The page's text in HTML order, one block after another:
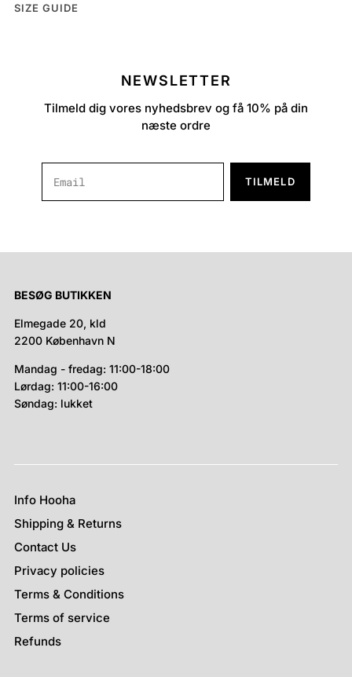
SIZE GUIDE
NEWSLETTER
Tilmeld dig vores nyhedsbrev og få 10% på din
næste ordre
TILMELD
BESØG BUTIKKEN
Elmegade 20, kld
2200 København N
Mandag - fredag: 11:00-18:00
Lørdag: 11:00-16:00
Søndag: lukket
Info Hooha
Shipping & Returns
Contact Us
Privacy policies
Terms & Conditions
Terms of service
Refunds